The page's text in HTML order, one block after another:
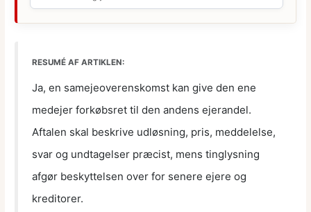
RESUMÉ AF ARTIKLEN:
Ja, en samejeoverenskomst kan give den ene
medejer forkøbsret til den andens ejerandel.
Aftalen skal beskrive udløsning, pris, meddelelse,
svar og undtagelser præcist, mens tinglysning
afgør beskyttelsen over for senere ejere og
kreditorer.